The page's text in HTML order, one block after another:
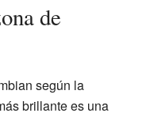
de
según la
brillante es una